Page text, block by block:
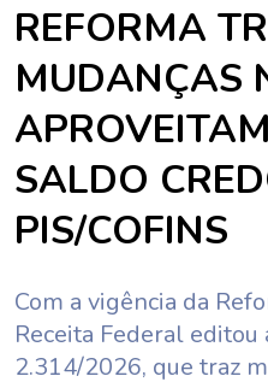
REFORMA
MUDANÇAS
SALDO
PIS/COFINS
Com a vigência da
Receita Federal editou
2.314/2026, que traz